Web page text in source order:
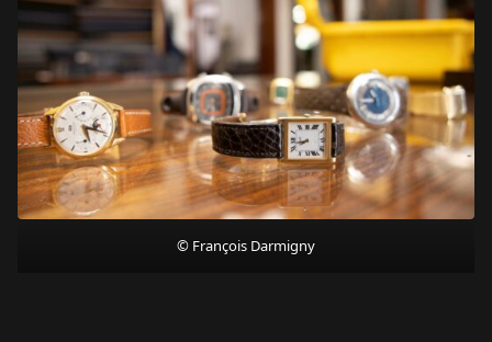
© François Darmigny